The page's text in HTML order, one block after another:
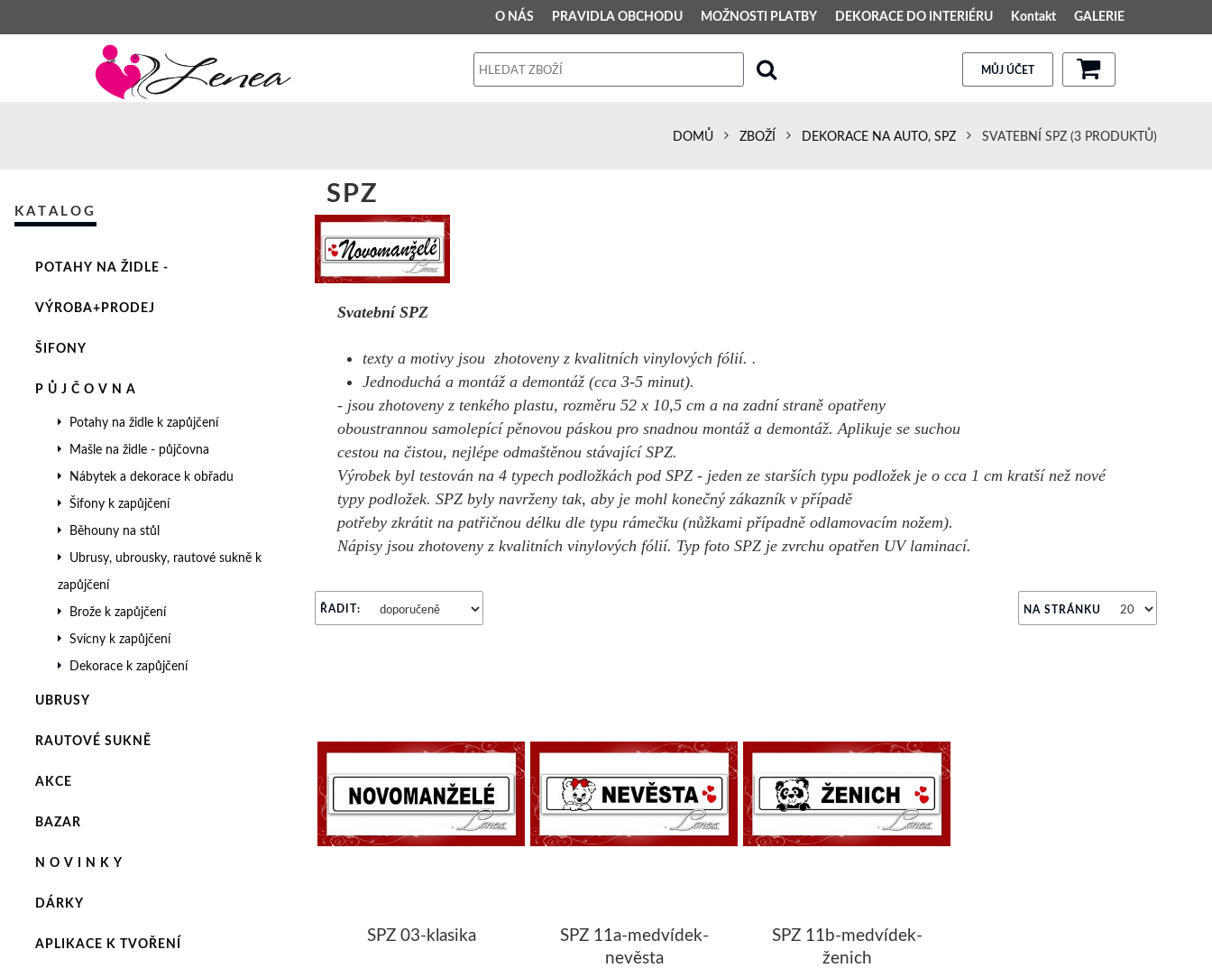
O NÁS PRAVIDLA OBCHODU
PRAVIDLA OBCHODU
MOŽNOSTI PLATBY DEKORACE DO INTERIÉRU Kontakt GALERIE
MŮJ ÚČET
KATALOG
POTAHY NA ŽIDLE -
VÝROBA+PRODEJ
ŠIFONY
P Ů J Č O V N A
Potahy na židle k zapůjčení
Mašle na židle - půjčovna
Nábytek a dekorace k obřadu
Šifony k zapůjčení
Běhouny na stůl
Ubrusy, ubrousky, rautové sukně k
zapůjčení
Brože k zapůjčení
Svícny k zapůjčení
Dekorace k zapůjčení
UBRUSY
RAUTOVÉ SUKNĚ
AKCE
BAZAR
N O V I N K Y
DÁRKY
APLIKACE K TVOŘENÍ
DOMŮ ZBOŽÍ DEKORACE NA AUTO, SPZ SVATEBNÍ SPZ (3 PRODUKTŮ)
SPZ
Svatební SPZ
texty a motivy jsou zhotoveny z kvalitních vinylových fólií. .
Jednoduchá a montáž a demontáž (cca 3-5 minut).
- jsou zhotoveny z tenkého plastu, rozměru 52 x 10,5 cm a na zadní straně opatřeny
oboustrannou samolepící pěnovou páskou pro snadnou montáž a demontáž. Aplikuje se suchou
cestou na čistou, nejlépe odmaštěnou stávající SPZ.
Výrobek byl testován na 4 typech podložkách pod SPZ - jeden ze starších typu podložek je o cca 1 cm kratší než nové
typy podložek. SPZ byly navrženy tak, aby je mohl konečný zákazník v případě
potřeby zkrátit na patřičnou délku dle typu rámečku (nůžkami případně odlamovacím nožem).
Nápisy jsou zhotoveny z kvalitních vinylových fólií. Typ foto SPZ je zvrchu opatřen UV laminací.
ŘADIT: NA STRÁNKU
SPZ 03-klasika
SPZ 11a-medvídek-
nevěsta
SPZ 11b-medvídek-
ženich